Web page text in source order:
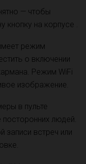
— чтобы
на корпусе .
режим
о включении
Режим WiFi
изображение.
в пульте
посторонних людей.
записи встреч или